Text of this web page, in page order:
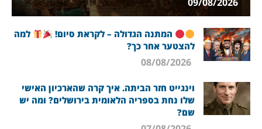
המתנה הגדולה – לקראת סיום!
למה
להצטער אחר כך?
וינגייט חזר הביתה. איך קרה שהארכיון האישי
שלו נחת בספריה הלאומית בירושלים? ומה יש
שם?